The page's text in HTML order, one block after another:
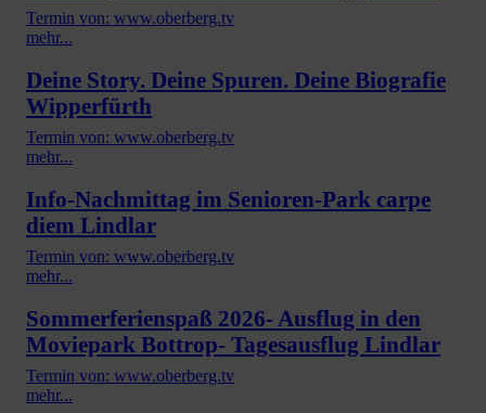
Termin von: www.oberberg.tv
mehr...
Deine Story. Deine Spuren. Deine Biografie
Wipperfürth
Termin von: www.oberberg.tv
mehr...
Info-Nachmittag im Senioren-Park carpe
diem Lindlar
Termin von: www.oberberg.tv
mehr...
Sommerferienspaß 2026- Ausflug in den
Moviepark Bottrop- Tagesausflug Lindlar
Termin von: www.oberberg.tv
mehr...